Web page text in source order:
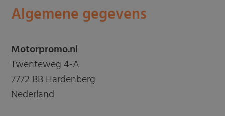
Algemene gegevens
Motorpromo.nl
Twenteweg 4-A
7772 BB Hardenberg
Nederland